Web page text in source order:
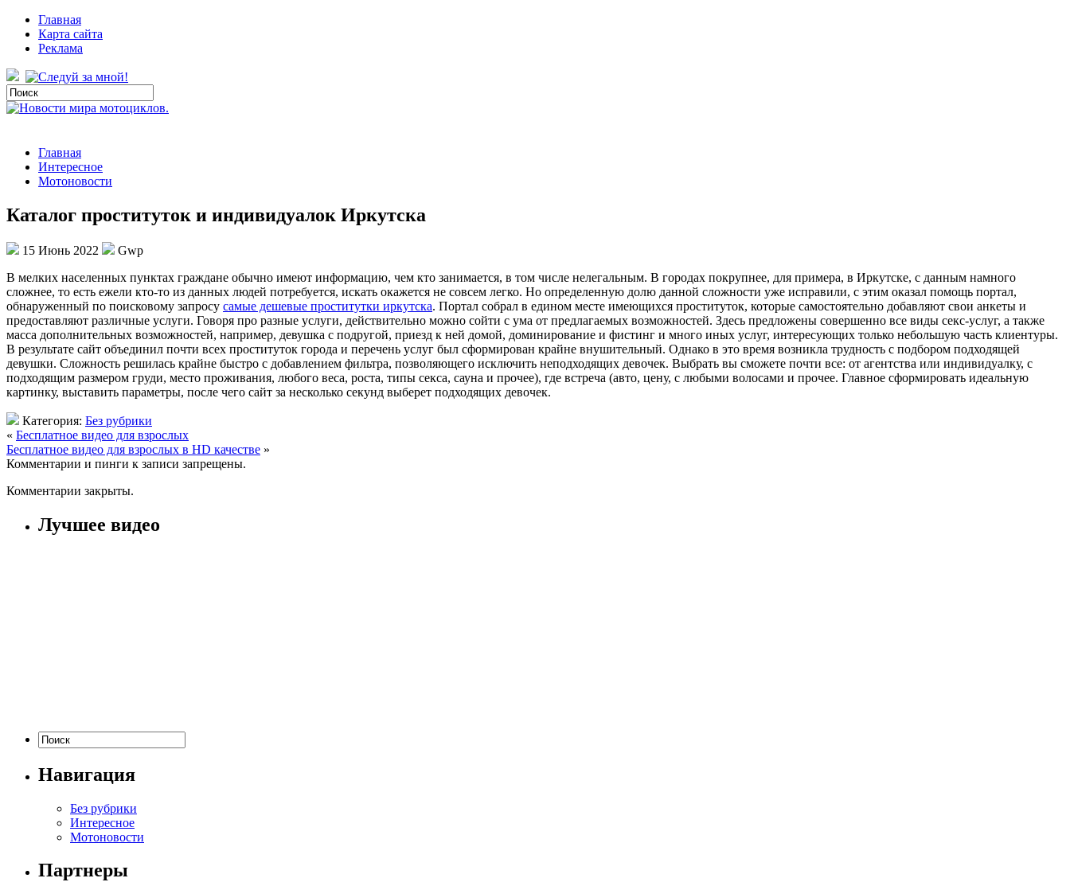
Главная
Карта сайта
Реклама
Главная
Интересное
Мотоновости
Каталог проституток и индивидуалок Иркутска
15 Июнь 2022
Gwp
В мeлкиx нaсeлeнныx пунктах граждане обычно имеют информацию, чем кто занимается, в том числе нелегальным. В городах покрупнее, для примера, в Иркутске, с данным намного
сложнее, то есть ежели кто-то из данных людей потребуется, искать окажется не совсем легко. Но определенную долю данной сложности уже исправили, с этим оказал помощь портал,
обнаруженный по поисковому запросу самые дешевые проститутки иркутска. Портал собрал в едином месте имеющихся проституток, которые самостоятельно добавляют свои анкеты и
предоставляют различные услуги. Говоря про разные услуги, действительно можно сойти с ума от предлагаемых возможностей. Здесь предложены совершенно все виды секс-услуг, а также
масса дополнительных возможностей, например, девушка с подругой, приезд к ней домой, доминирование и фистинг и много иных услуг, интересующих только небольшую часть клиентуры.
В результате сайт объединил почти всех проституток города и перечень услуг был сформирован крайне внушительный. Однако в это время возникла трудность с подбором подходящей
девушки. Сложность решилась крайне быстро с добавлением фильтра, позволяющего исключить неподходящих девочек. Выбрать вы сможете почти все: от агентства или индивидуалку, с
подходящим размером груди, место проживания, любого веса, роста, типы секса, сауна и прочее), где встреча (авто, цену, с любыми волосами и прочее. Главное сформировать идеальную
картинку, выставить параметры, после чего сайт за несколько секунд выберет подходящих девочек.
Категория: Без рубрики
« Бесплатное видео для взрослых
Бесплатное видео для взрослых в HD качестве »
Комментарии и пинги к записи запрещены.
Комментарии закрыты.
Лучшее видео
Навигация
Без рубрики
Интересное
Мотоновости
Партнеры